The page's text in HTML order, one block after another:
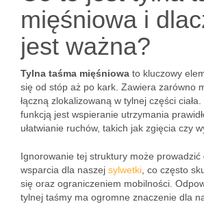
mięśniowa i
jest ważna?
Tylna taśma mięśniowa to kluczowy
się od stóp aż po kark. Zawiera zarówno
łączną zlokalizowaną w tylnej części
funkcją jest wspieranie utrzymania
ułatwianie ruchów, takich jak zgięcia czy
Ignorowanie tej struktury może prowadzić
wsparcia dla naszej sylwetki , co często
się oraz ograniczeniem mobilności.
tylnej taśmy ma ogromne znaczenie dla